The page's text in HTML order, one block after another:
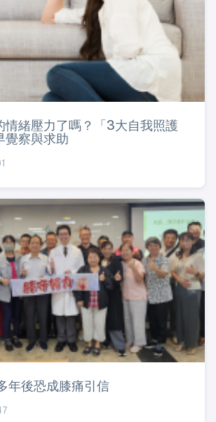
情緒壓力了嗎？「3大自我照護
覺察與求助
年後恐成膝痛引信